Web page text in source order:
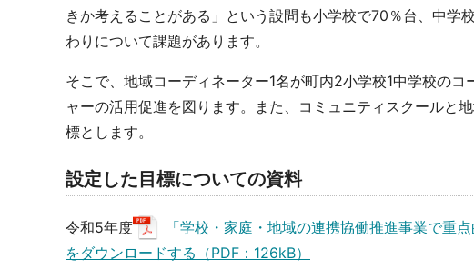
きか考えることがある」という設問も小学校で70％台、中
わりについて課題があります。
そこで、地域コーディネーター1名が町内2小学校1中学校の
ャーの活用促進を図ります。また、コミュニティスクールと
標とします。
設定した目標についての資料
令和5年度
「学校・家庭・地域の連携協働推進事業で重
をダウンロードする（PDF：126kB）